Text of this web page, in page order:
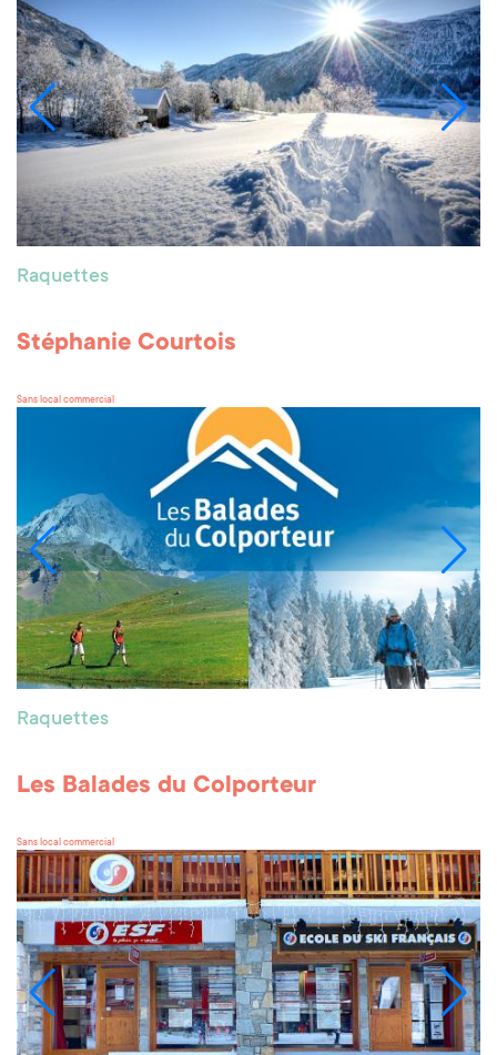
Raquettes
Stéphanie Courtois
Sans local commercial
Raquettes
Les Balades du Colporteur
Sans local commercial